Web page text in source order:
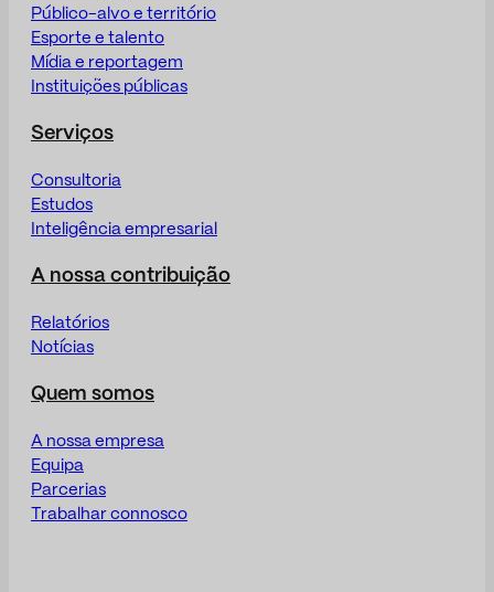
Público-alvo e território
Esporte e talento
Mídia e reportagem
Instituições públicas
Serviços
Consultoria
Estudos
Inteligência empresarial
A nossa contribuição
Relatórios
Notícias
Quem somos
A nossa empresa
Equipa
Parcerias
Trabalhar connosco